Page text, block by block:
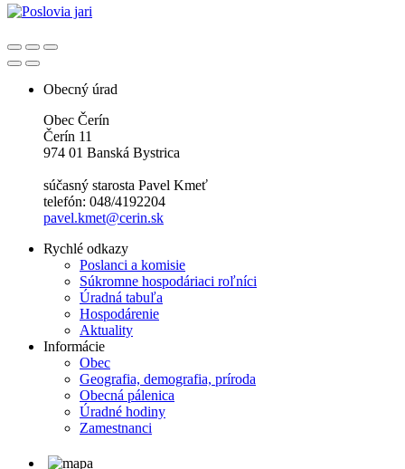
Obecný úrad
Obec Čerín
Čerín 11
974 01 Banská Bystrica
súčasný starosta Pavel Kmeť
telefón: 048/4192204
pavel.kmet@cerin.sk
Rychlé odkazy
Poslanci a komisie
Súkromne hospodáriaci roľníci
Úradná tabuľa
Hospodárenie
Aktuality
Informácie
Obec
Geografia, demografia, príroda
Obecná pálenica
Úradné hodiny
Zamestnanci